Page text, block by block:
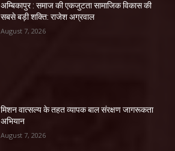
अम्बिकापुर : समाज की एकजुटता सामाजिक विकास की
सबसे बड़ी शक्ति: राजेश अग्रवाल
August 7, 2026
मिशन वात्सल्य के तहत व्यापक बाल संरक्षण जागरूकता
अभियान
August 7, 2026